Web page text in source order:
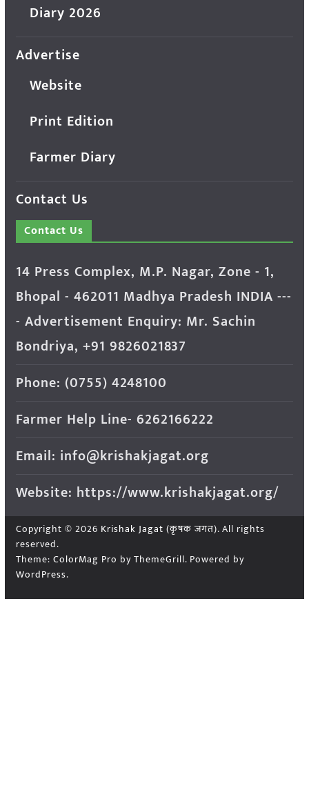
Diary 2026
Advertise
Website
Print Edition
Farmer Diary
Contact Us
Contact Us
14 Press Complex, M.P. Nagar, Zone - 1,
Bhopal - 462011 Madhya Pradesh INDIA ---
- Advertisement Enquiry: Mr. Sachin
Bondriya, +91 9826021837
Phone: (0755) 4248100
Farmer Help Line- 6262166222
Email: info@krishakjagat.org
Website: https://www.krishakjagat.org/
Copyright © 2026 Krishak Jagat (कृषक जगत). All rights
reserved.
Theme: ColorMag Pro by ThemeGrill. Powered by
WordPress.